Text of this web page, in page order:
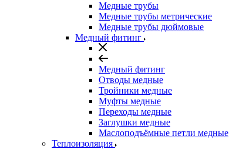
Медные трубы
Медные трубы метрические
Медные трубы дюймовые
Медный фитинг
Медный фитинг
Отводы медные
Тройники медные
Муфты медные
Переходы медные
Заглушки медные
Маслоподъёмные петли медные
Теплоизоляция